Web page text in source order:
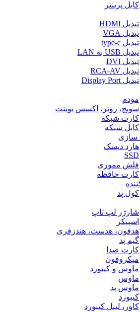
کابل پرینتر
تبدیل HDMI
تبدیل VGA
تبدیل type-c
تبدیل USB به LAN
تبدیل DVI
تبدیل RCA-AV
تبدیل Display Port
مودم
سویچ، روتر، اکسس پوینت
کارت شبکه
کابل شبکه
سازی
هارد دیسک
SSD
فلش مموری
کارت حافظه
کول پد
شارژر لپ تاپ
اسپیکر
هدفون، هدست، هندزفری
گیم پد
کارت صدا
میکروفون
ماوس و کیبورد
ماوس
ماوس پد
کیبورد
کاور، لیبل کیبورد